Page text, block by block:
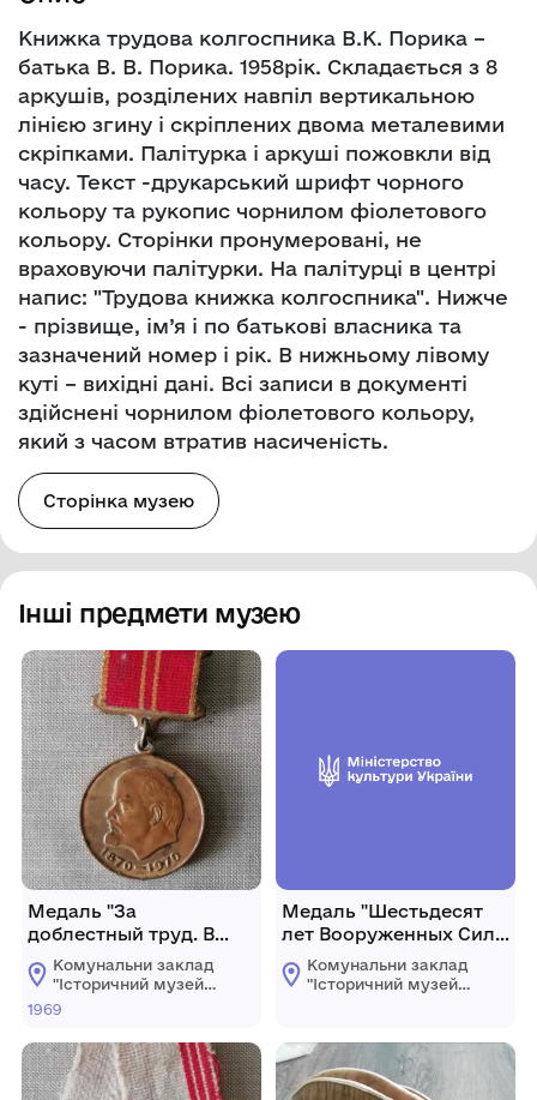
Книжка трудова колгоспника В.К. Порика –
батька В. В. Порика. 1958рік. Складається з 8
аркушів, розділених навпіл вертикальною
лінією згину і скріплених двома металевими
скріпками. Палітурка і аркуші пожовкли від
часу. Текст -друкарський шрифт чорного
кольору та рукопис чорнилом фіолетового
кольору. Сторінки пронумеровані, не
враховуючи палітурки. На палітурці в центрі
напис: "Трудова книжка колгоспника". Нижче
- прізвище, ім’я і по батькові власника та
зазначений номер і рік. В нижньому лівому
куті – вихідні дані. Всі записи в документі
здійснені чорнилом фіолетового кольору,
який з часом втратив насиченість.
Сторінка музею
Інші предмети музею
Медаль "За
доблестный труд. В
ознаменование 100-
летия со дня рождения
В. И. Ленина" Кушніра
Комунальни заклад
"Історичний музей
імені Василя
Хмільницької
міської ради
1969
Медаль "Шестьдесят
лет Вооруженных Сил
СССР" Мельника У. А.
Комунальни заклад
"Історичний музей
Хмільницької
міської ради